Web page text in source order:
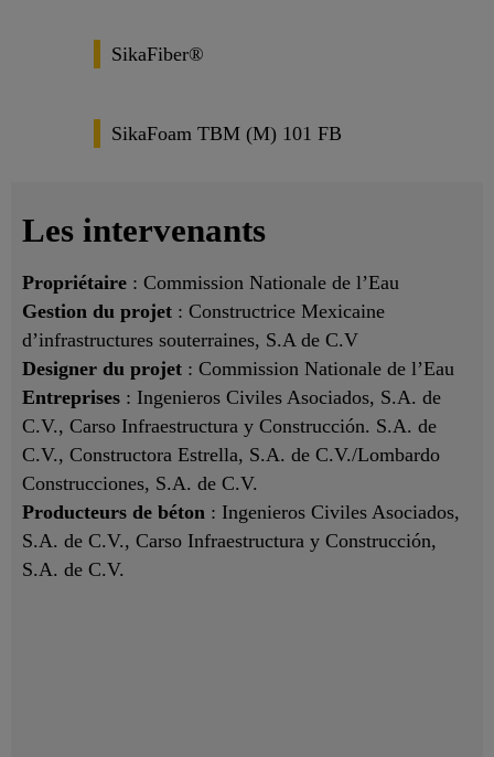
SikaFiber®
SikaFoam TBM (M) 101 FB
Les intervenants
Propriétaire : Commission Nationale de l’Eau
Gestion du projet : Constructrice Mexicaine
d’infrastructures souterraines, S.A de C.V
Designer du projet : Commission Nationale de l’Eau
Entreprises : Ingenieros Civiles Asociados, S.A. de
C.V., Carso Infraestructura y Construcción. S.A. de
C.V., Constructora Estrella, S.A. de C.V./Lombardo
Construcciones, S.A. de C.V.
Producteurs de béton : Ingenieros Civiles Asociados,
S.A. de C.V., Carso Infraestructura y Construcción,
S.A. de C.V.